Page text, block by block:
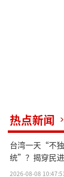
热点新闻
台湾一天“不
统”？揭穿民
2026-08-08 10:47:51